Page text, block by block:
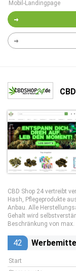
Mobil-Landingpage
CBD Shop 24 vertreibt
Hash, Pflegeprodukte
Anbau. Alle
Gehalt wird
Beschränkung von
42
Start